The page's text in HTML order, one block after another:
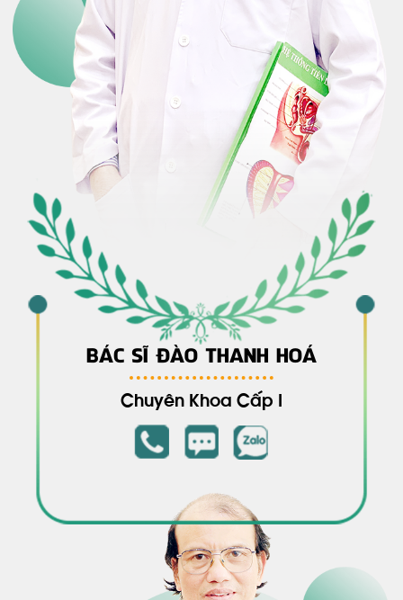
BÁC SĨ ĐÀO THANH HOÁ
Chuyên Khoa Cấp I